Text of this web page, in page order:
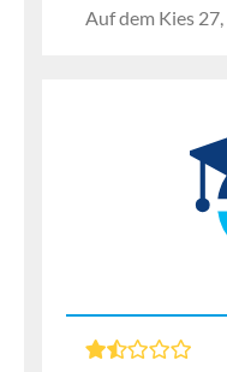
Auf dem Kies